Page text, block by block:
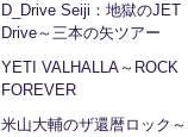
D_Drive Seiji：地獄のJET
Drive～三本の矢ツアー
YETI VALHALLA～ROCK
FOREVER
米山大輔のザ還暦ロック～